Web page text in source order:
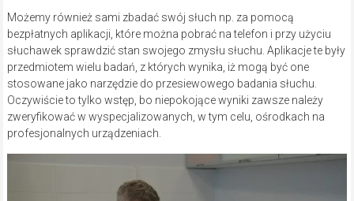
Możemy również sami zbadać swój słuch np. za pomocą
bezpłatnych aplikacji, które można pobrać na telefon i przy użyciu
słuchawek sprawdzić stan swojego zmysłu słuchu. Aplikacje te były
przedmiotem wielu badań, z których wynika, iż mogą być one
stosowane jako narzędzie do przesiewowego badania słuchu.
Oczywiście to tylko wstęp, bo niepokojące wyniki zawsze należy
zweryfikować w wyspecjalizowanych, w tym celu, ośrodkach na
profesjonalnych urządzeniach.